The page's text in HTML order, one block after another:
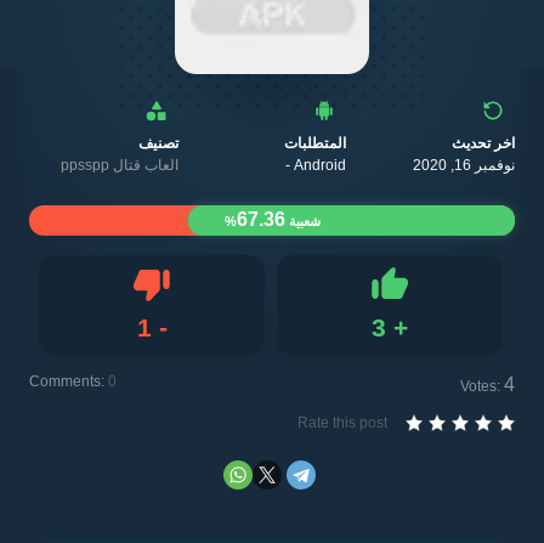
اخر تحديث
نوفمبر 16, 2020
المتطلبات
Android -
تصنيف
العاب قتال ppsspp
+
3
Like
-
1
Votes: 4
Comments: 0
Rate this post
شعبية67.36
%